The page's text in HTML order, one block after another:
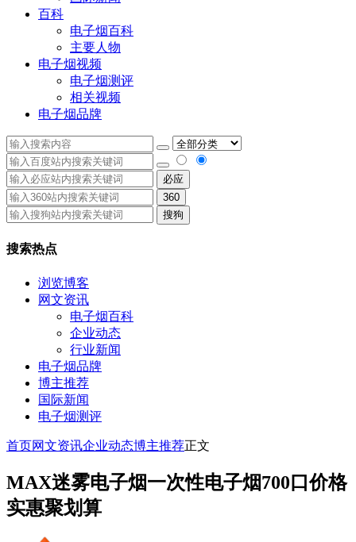
百科
电子烟百科
主要人物
电子烟视频
电子烟测评
相关视频
电子烟品牌
必应
360
搜狗
搜索热点
浏览博客
网文资讯
电子烟百科
企业动态
行业新闻
电子烟品牌
博主推荐
国际新闻
电子烟测评
首页网文资讯企业动态博主推荐正文
MAX迷雾电子烟一次性电子烟700口价格
实惠聚划算